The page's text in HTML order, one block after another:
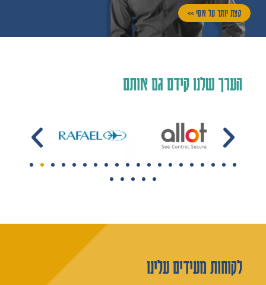
קצת יותר על אסי >>
הערך שלנו קידם גם אותם
לקוחות מעידים עלינו